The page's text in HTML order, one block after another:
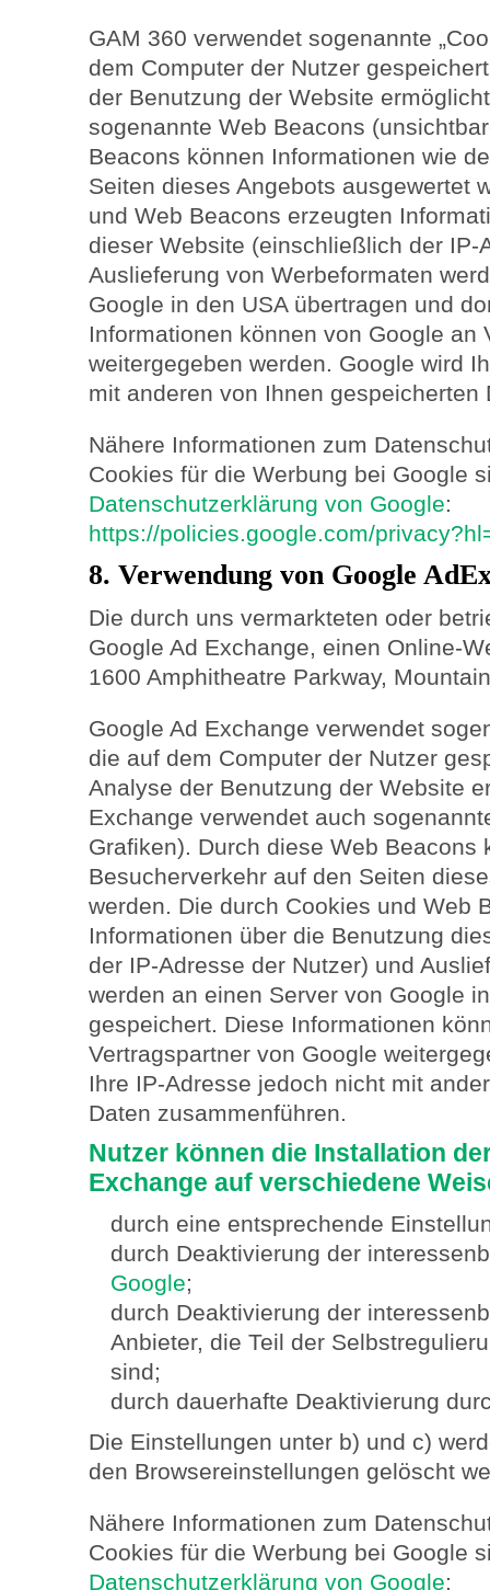
GAM 360 verwendet sogenannte
dem Computer der Nutzer
der Benutzung der Website
sogenannte Web Beacons
Beacons können Informationen wie
Seiten dieses Angebots ausgewertet
und Web Beacons erzeugten
dieser Website (einschließlich der IP-
Auslieferung von Werbeformaten
Google in den USA übertragen und
Informationen können von Google an
weitergegeben werden. Google wird
mit anderen von Ihnen gespeicherten
Nähere Informationen zum
Cookies für die Werbung bei Google
Datenschutzerklärung von Google:
https://policies.google.com/
8. Verwendung von Google
Die durch uns vermarkteten oder
Google Ad Exchange, einen Online-
1600 Amphitheatre Parkway,
Google Ad Exchange verwendet
die auf dem Computer der Nutzer
Analyse der Benutzung der Website
Exchange verwendet auch
Grafiken). Durch diese Web Beacons
Besucherverkehr auf den Seiten
werden. Die durch Cookies und Web
Informationen über die Benutzung
der IP-Adresse der Nutzer) und
werden an einen Server von Google
gespeichert. Diese Informationen
Vertragspartner von Google
Ihre IP-Adresse jedoch nicht mit
Daten zusammenführen.
Nutzer können die Installation
Exchange auf verschiedene
durch eine entsprechende
durch Deaktivierung der
Google;
durch Deaktivierung der
Anbieter, die Teil der
sind;
durch dauerhafte Deaktivierung
Die Einstellungen unter b) und c)
den Browsereinstellungen gelöscht
Nähere Informationen zum
Cookies für die Werbung bei Google
Datenschutzerklärung von Google: